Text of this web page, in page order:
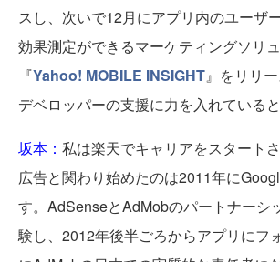
スし、次いで12月にアプリ内のユーザ
効果測定ができるマーケティングソリ
『Yahoo! MOBILE INSIGHT』をリリ
デベロッパーの支援に力を入れていると
坂本： 私は楽天でキャリアをスタート
広告と関わり始めたのは2011年に
す。AdSenseとAdMobのパートナーシ
験し、2012年後半ごろからアプリにフ